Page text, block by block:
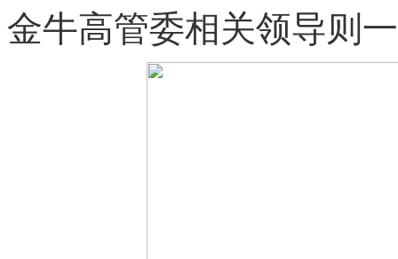
金牛高管委相关领导则